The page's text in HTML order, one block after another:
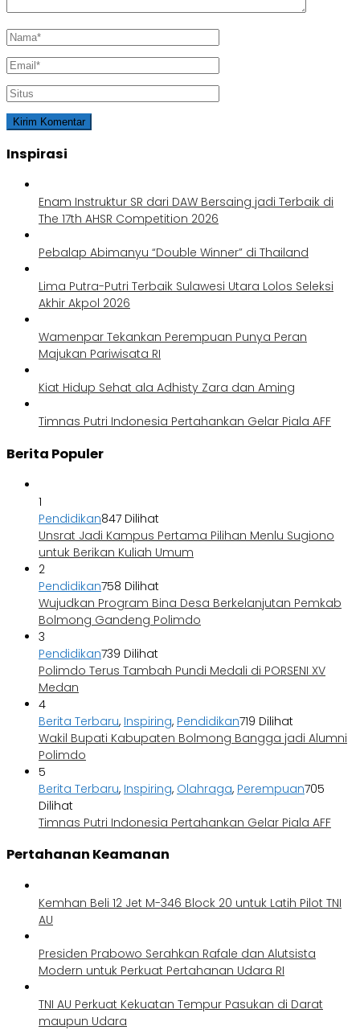
Inspirasi
Enam Instruktur SR dari DAW Bersaing jadi Terbaik di
The 17th AHSR Competition 2026
Pebalap Abimanyu “Double Winner” di Thailand
Lima Putra-Putri Terbaik Sulawesi Utara Lolos Seleksi
Akhir Akpol 2026
Wamenpar Tekankan Perempuan Punya Peran
Majukan Pariwisata RI
Kiat Hidup Sehat ala Adhisty Zara dan Aming
Timnas Putri Indonesia Pertahankan Gelar Piala AFF
Berita Populer
1
Pendidikan847 Dilihat
Unsrat Jadi Kampus Pertama Pilihan Menlu Sugiono
untuk Berikan Kuliah Umum
2
Pendidikan758 Dilihat
Wujudkan Program Bina Desa Berkelanjutan Pemkab
Bolmong Gandeng Polimdo
3
Pendidikan739 Dilihat
Polimdo Terus Tambah Pundi Medali di PORSENI XV
Medan
4
Berita Terbaru, Inspiring, Pendidikan719 Dilihat
Wakil Bupati Kabupaten Bolmong Bangga jadi Alumni
Polimdo
5
Berita Terbaru, Inspiring, Olahraga, Perempuan705
Dilihat
Timnas Putri Indonesia Pertahankan Gelar Piala AFF
Pertahanan Keamanan
Kemhan Beli 12 Jet M-346 Block 20 untuk Latih Pilot TNI
AU
Presiden Prabowo Serahkan Rafale dan Alutsista
Modern untuk Perkuat Pertahanan Udara RI
TNI AU Perkuat Kekuatan Tempur Pasukan di Darat
maupun Udara